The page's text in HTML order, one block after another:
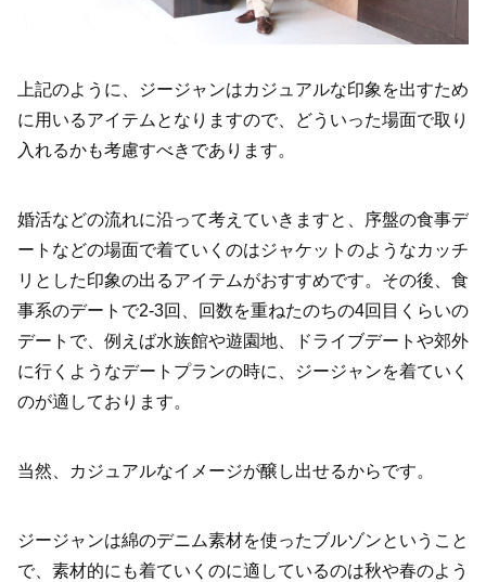
上記のように、ジージャンはカジュアルな印象を出すため
に用いるアイテムとなりますので、どういった場面で取り
入れるかも考慮すべきであります。
婚活などの流れに沿って考えていきますと、序盤の食事デ
ートなどの場面で着ていくのはジャケットのようなカッチ
リとした印象の出るアイテムがおすすめです。その後、食
事系のデートで2-3回、回数を重ねたのちの4回目くらいの
デートで、例えば水族館や遊園地、ドライブデートや郊外
に行くようなデートプランの時に、ジージャンを着ていく
のが適しております。
当然、カジュアルなイメージが醸し出せるからです。
ジージャンは綿のデニム素材を使ったブルゾンということ
で、素材的にも着ていくのに適しているのは秋や春のよう